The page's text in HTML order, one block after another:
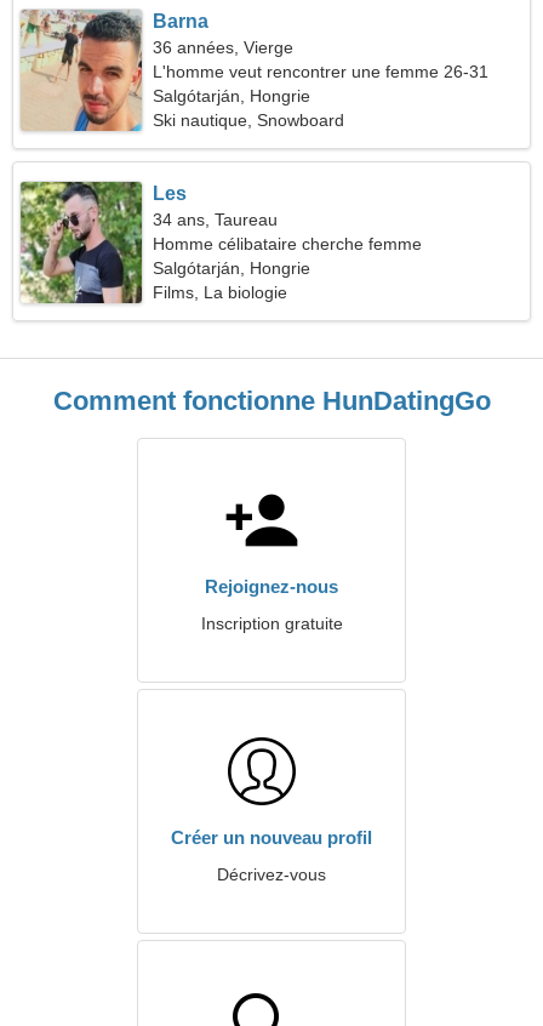
Barna
36 années, Vierge
L'homme veut rencontrer une femme 26-31
Salgótarján, Hongrie
Ski nautique, Snowboard
Les
34 ans, Taureau
Homme célibataire cherche femme
Salgótarján, Hongrie
Films, La biologie
Comment fonctionne HunDatingGo
Rejoignez-nous
Inscription gratuite
Créer un nouveau profil
Décrivez-vous